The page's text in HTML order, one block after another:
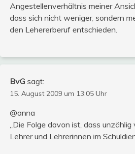
Angestellenverhältnis meiner
dass sich nicht weniger, sondern
den Lehererberuf entschieden.
BvG sagt:
15. August 2009 um 13:05 Uhr
@anna
„Die Folge davon ist, dass
Lehrer und Lehrerinnen im